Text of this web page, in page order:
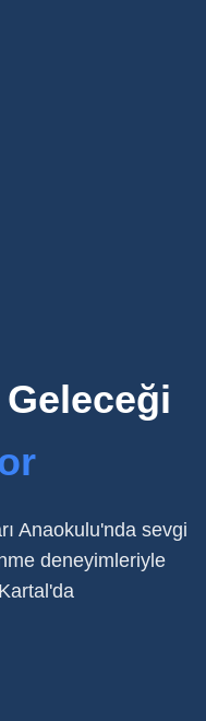
Geleceği
Anaokulu'nda sevgi
deneyimleriyle